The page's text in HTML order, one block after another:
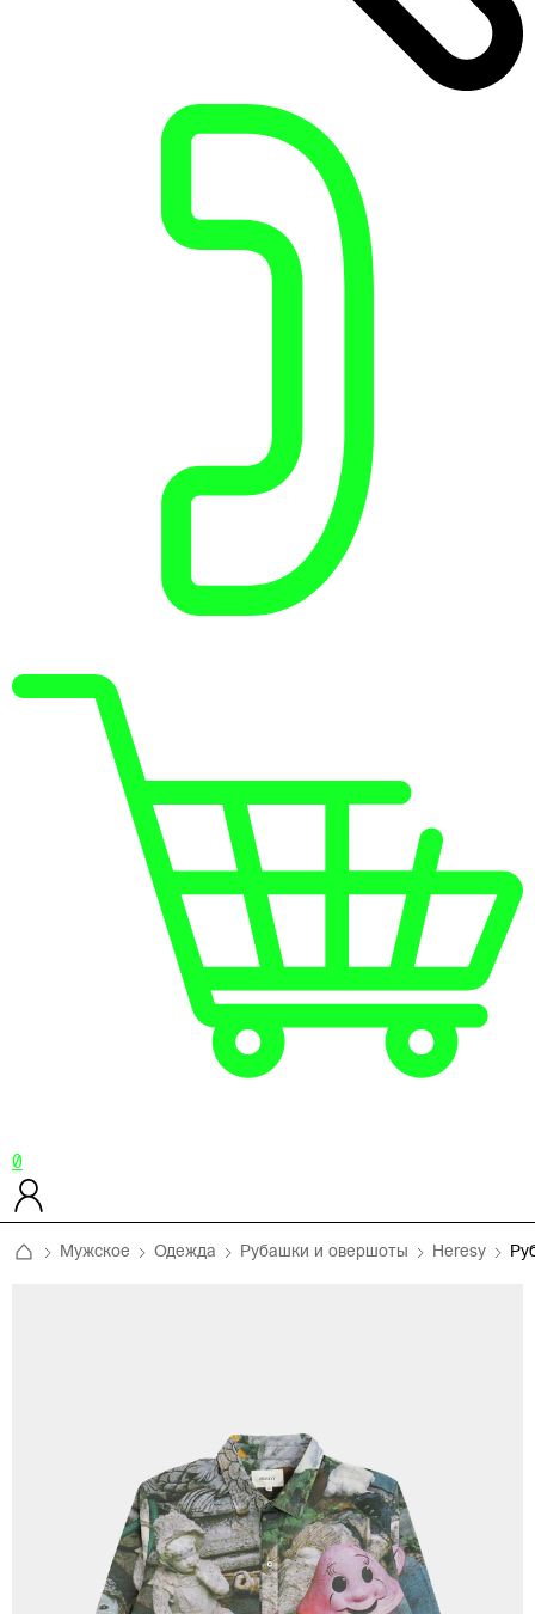
0
Мужское Одежда Рубашки и овершоты Heresy